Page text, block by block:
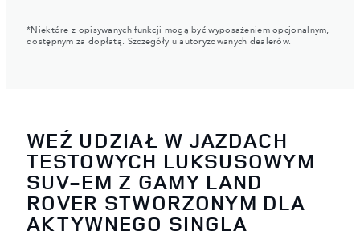
*Niektóre z opisywanych funkcji mogą być wyposażeniem opcjonalnym,
dostępnym za dopłatą. Szczegóły u autoryzowanych dealerów.
WEŹ UDZIAŁ W JAZDACH
TESTOWYCH LUKSUSOWYM
SUV-EM Z GAMY LAND
ROVER STWORZONYM DLA
AKTYWNEGO SINGLA